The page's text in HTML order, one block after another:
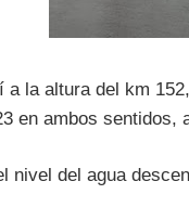
a la altura del km
en ambos sentidos,
nivel del agua